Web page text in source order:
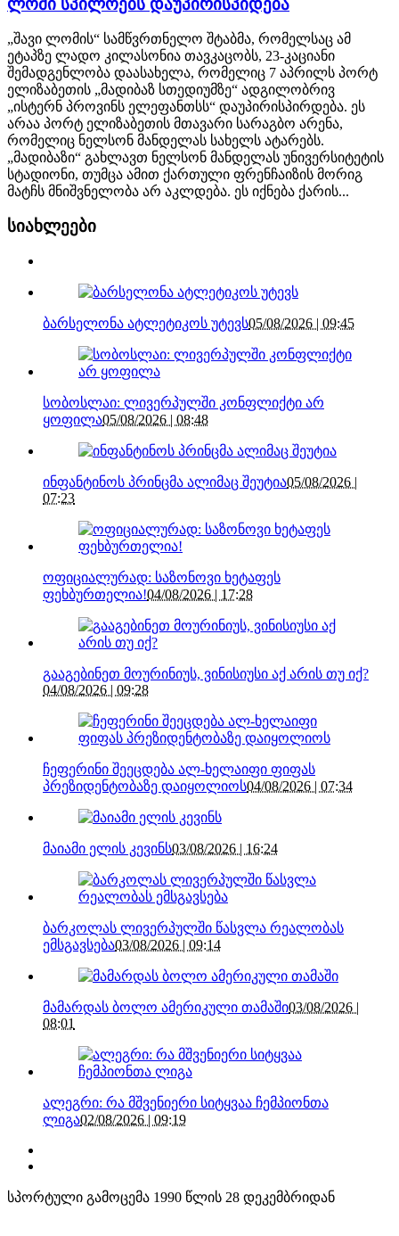
„შავი ლომის“ სამწვრთნელო შტაბმა, რომელსაც ამ
ეტაპზე ლადო კილასონია თავკაცობს, 23-კაციანი
შემადგენლობა დაასახელა, რომელიც 7 აპრილს პორტ
ელიზაბეთის „მადიბაზ სთედიუმზე“ ადგილობრივ
„ისტერნ პროვინს ელეფანთსს“ დაუპირისპირდება. ეს
არაა პორტ ელიზაბეთის მთავარი სარაგბო არენა,
რომელიც ნელსონ მანდელას სახელს ატარებს.
„მადიბაზი“ გახლავთ ნელსონ მანდელას უნივერსიტეტის
სტადიონი, თუმცა ამით ქართული ფრენჩაიზის მორიგ
მატჩს მნიშვნელობა არ აკლდება. ეს იქნება ქარის...
სიახლეები
ბარსელონა ატლეტიკოს უტევს05/08/2026 | 09:45
სობოსლაი: ლივერპულში კონფლიქტი არ
ყოფილა05/08/2026 | 08:48
ინფანტინოს პრინცმა ალიმაც შეუტია05/08/2026 |
07:23
ოფიციალურად: საზონოვი ხეტაფეს
ფეხბურთელია!04/08/2026 | 17:28
გააგებინეთ მოურინიუს, ვინისიუსი აქ არის თუ იქ?
04/08/2026 | 09:28
ჩეფერინი შეეცდება ალ-ხელაიფი ფიფას
პრეზიდენტობაზე დაიყოლიოს04/08/2026 | 07:34
მაიამი ელის კევინს03/08/2026 | 16:24
ბარკოლას ლივერპულში წასვლა რეალობას
ემსგავსება03/08/2026 | 09:14
მამარდას ბოლო ამერიკული თამაში03/08/2026 |
08:01
ალეგრი: რა მშვენიერი სიტყვაა ჩემპიონთა
ლიგა02/08/2026 | 09:19
სპორტული გამოცემა 1990 წლის 28 დეკემბრიდან